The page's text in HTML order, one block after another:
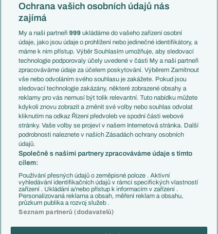
Mistrovství světa
Liga národů
Témata
Představení týmů MS
EuroSkauting
PL v kostce
Evropské koeficienty
Přestupy
Přestupové spekulace
Zranění
Kluby
Arsenal FC
Chelsea FC
Manchester United
AC Milán
Juventus FC
Bayern Mnichov
FC Barcelona
Real Madrid
Česko
Francie
Itálie
Německo
Španělsko
Argentina
Brazílie
Přestupy
Zápasy
Livescore
Tipovací soutěž
Ochrana vašich osobních údajů nás
zajímá
My a naši partneři999 ukládáme do vašeho zařízení osobní
údaje, jako jsou údaje o prohlížení nebo jedinečné identifikátory, a
máme k nim přístup. Výběr Souhlasím umožňuje, aby sledovací
technologie podporovaly účely uvedené v části My a naši partneři
zpracováváme údaje za účelem poskytování. Výběrem Zamítnout
vše nebo odvoláním svého souhlasu je zakážete. Pokud jsou
sledovací technologie zakázány, některé zobrazené obsahy a
reklamy pro vás nemusí být tolik relevantní. Tuto nabídku můžete
kdykoli znovu zobrazit a změnit své volby nebo souhlas odvolat
kliknutím na odkaz Řízení předvoleb ve spodní části webové
stránky. Vaše volby se projeví v našem Internetová stránka. Další
podrobnosti naleznete v našich Zásadách ochrany osobních
údajů.
Společně s našimi partnery zpracováváme údaje s tímto
cílem:
Používání přesných údajů o zeměpisné poloze . Aktivní
vyhledávání identifikačních údajů v rámci specifických vlastností
zařízení . Ukládání a/nebo přístup k informacím v zařízení .
Personalizovaná reklama a obsah, měření reklam a obsahu,
průzkum publika a rozvoj služeb .
Seznam partnerů (dodavatelů)